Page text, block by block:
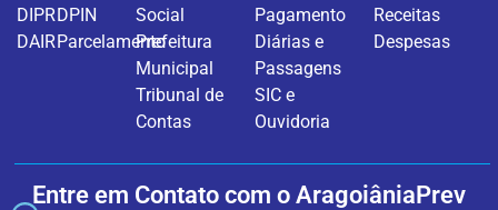
DIPR
DAIR
DPIN
Parcelamento
Social
Prefeitura
Municipal
Tribunal de
Contas
Pagamento
Diárias e
Passagens
SIC e
Ouvidoria
Receitas
Despesas
Entre em Contato com o AragoiâniaPrev